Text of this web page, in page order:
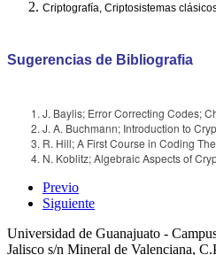
Criptografía, Criptosistemas
Sugerencias de Bibliografia
J. Baylis; Error Correcting Codes;
J. A. Buchmann; Introduction to
R. Hill; A First Course in Coding
N. Koblitz; Algebraic Aspects of
Previo
Siguiente
Universidad de Guanajuato -
Jalisco s/n Mineral de Valenciana,